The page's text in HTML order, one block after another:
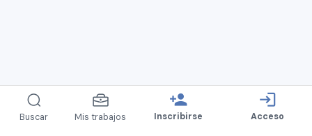
Buscar Mis trabajos
person_add
Inscribirse
login
Acceso